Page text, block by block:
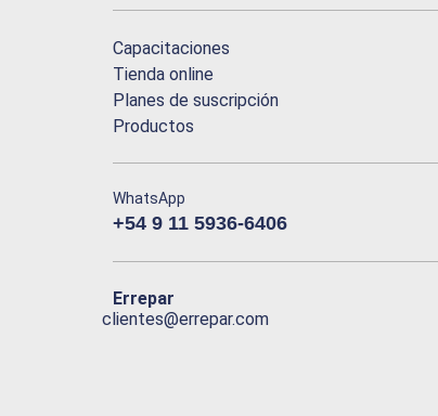
Capacitaciones
Tienda online
Planes de suscripción
Productos
WhatsApp
+54 9 11 5936-6406
Errepar
clientes@errepar.com